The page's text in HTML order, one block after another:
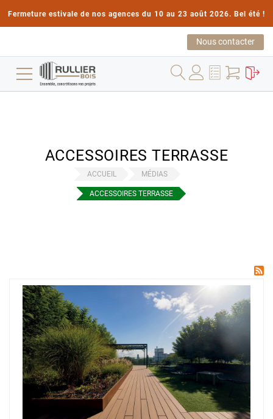
Fermeture estivale de nos agences du 10 au 23 août 2026. Bel été !
Nous contacter
ACCESSOIRES TERRASSE
ACCUEIL MÉDIAS
ACCESSOIRES TERRASSE